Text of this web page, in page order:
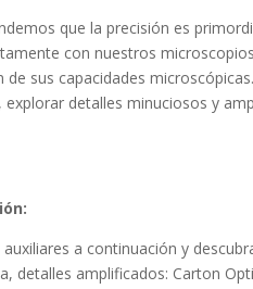
que la precisión es
con nuestros
sus capacidades
detalles minuciosos y
a continuación y
detalles amplificados: Carton